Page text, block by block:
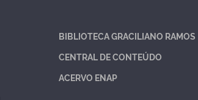
BIBLIOTECA GRACILIANO RAMOS
CENTRAL DE CONTEÚDO
ACERVO ENAP